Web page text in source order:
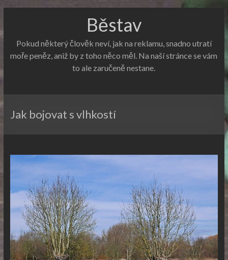
Běstav
Pokud některý člověk neví, jak na reklamu, snadno utratí
moře peněz, aniž by z toho něco měl. Na naší stránce se vám
to ale zaručeně nestane.
Jak bojovat s vlhkostí